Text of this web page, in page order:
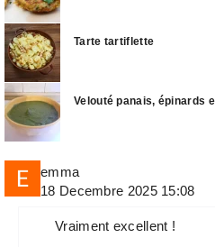
Tarte tartiflette
Velouté panais, épinards
emma
18 Decembre 2025 15:08
Vraiment excellent !